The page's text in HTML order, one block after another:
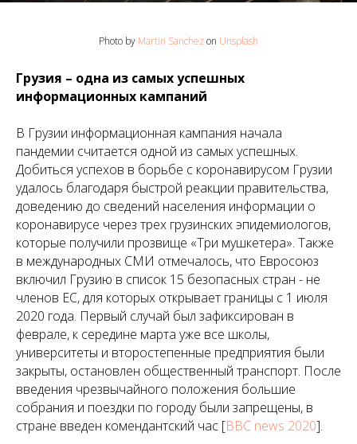
Photo by Martin Sanchezon Unsplash
Грузия – одна из самых успешных
информационных кампаний
В Грузии информационная кампания начала
пандемии считается одной из самых успешных.
Добиться успехов в борьбе с коронавирусом Грузии
удалось благодаря быстрой реакции правительства,
доведению до сведений населения информации о
коронавирусе через трех грузинских эпидемиологов,
которые получили прозвище «Три мушкетера». Также
в международных СМИ отмечалось, что Евросоюз
включил Грузию в список 15 безопасных стран - не
членов ЕС, для которых открывает границы с 1 июля
2020 года. Первый случай был зафиксирован в
феврале, к середине марта уже все школы,
университеты и второстепенные предприятия были
закрыты, остановлен общественный транспорт. После
введения чрезвычайного положения большие
собрания и поездки по городу были запрещены, в
стране введен комендантский час [BBC news 2020].